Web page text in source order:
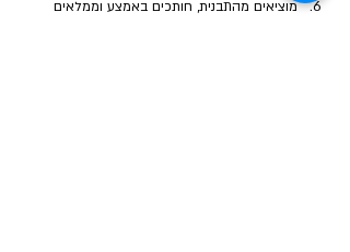
מוציאים מהתבנית, חותכים באמצע וממלאים